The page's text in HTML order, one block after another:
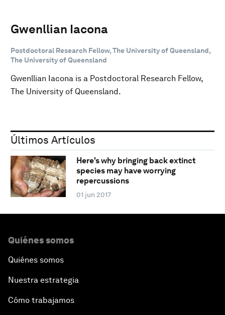
Gwenllian Iacona
Postdoctoral Research Fellow, The University of Queensland,
The University of Queensland
Gwenllian Iacona is a Postdoctoral Research Fellow,
The University of Queensland.
Últimos Artículos
Here's why bringing back extinct
species may have worrying
repercussions
01 jun 2017
Quiénes somos
Quiénes somos
Nuestra estrategia
Cómo trabajamos